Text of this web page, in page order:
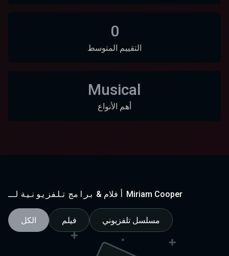
0
التقييم المتوسط
Musical
أهم الأنواع
أفلام & برامج تلفزيونية لـ Miriam Cooper
الكل فيلم مسلسل تلفزيوني